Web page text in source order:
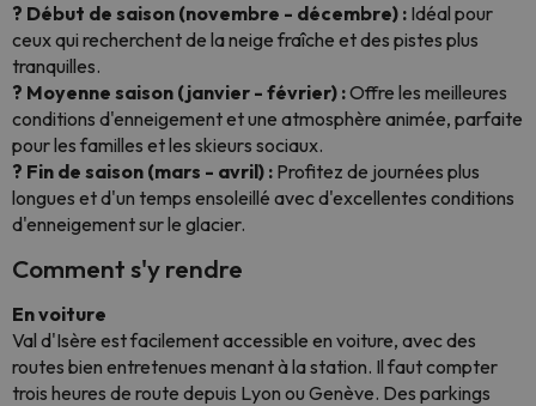
? Début de saison (novembre - décembre) : Idéal pour
ceux qui recherchent de la neige fraîche et des pistes plus
tranquilles.
? Moyenne saison (janvier - février) :Offre les meilleures
conditions d'enneigement et une atmosphère animée, parfaite
pour les familles et les skieurs sociaux.
? Fin de saison (mars - avril) : Profitez de journées plus
longues et d'un temps ensoleillé avec d'excellentes conditions
d'enneigement sur le glacier.
Comment s'y rendre
En voiture
Val d'Isère est facilement accessible en voiture, avec des
routes bien entretenues menant à la station. Il faut compter
trois heures de route depuis Lyon ou Genève. Des parkings